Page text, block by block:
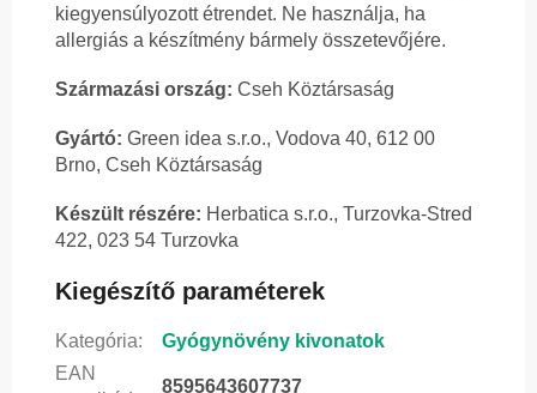
kiegyensúlyozott étrendet. Ne használja, ha
allergiás a készítmény bármely összetevőjére.
Származási ország: Cseh Köztársaság
Gyártó: Green idea s.r.o., Vodova 40, 612 00
Brno, Cseh Köztársaság
Készült részére: Herbatica s.r.o., Turzovka-Stred
422, 023 54 Turzovka
Kiegészítő paraméterek
Kategória:
Gyógynövény kivonatok
EAN
8595643607737